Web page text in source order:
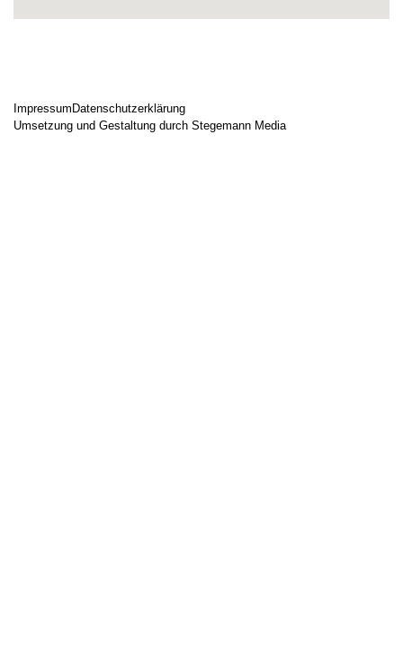
ImpressumDatenschutzerklärung
Umsetzung und Gestaltung durch Stegemann Media